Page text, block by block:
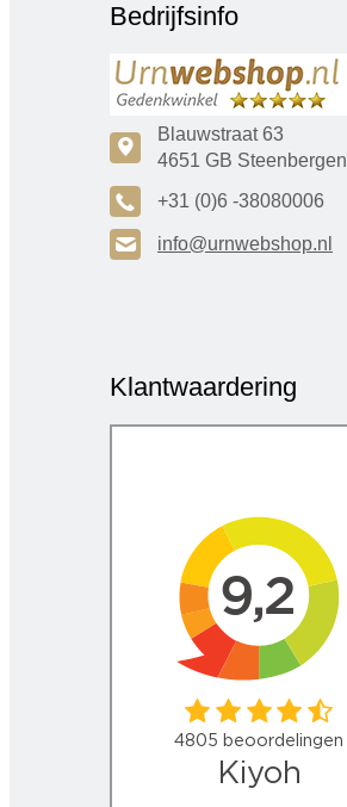
Bedrijfsinfo
c
Blauwstraat 63
4651 GB Steenbergen
A +31 (0)6 -38080006
H info@urnwebshop.nl
Klantwaardering